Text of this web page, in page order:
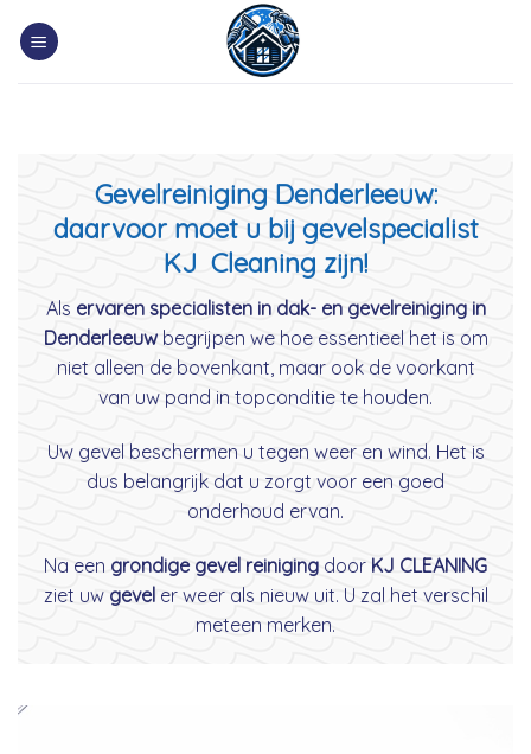
Gevelreiniging Denderleeuw:
daarvoor moet u bij gevelspecialist
KJ Cleaning zijn!
Als ervaren specialisten in dak- en gevelreiniging in
Denderleeuwbegrijpen we hoe essentieel het is om
niet alleen de bovenkant, maar ook de voorkant
van uw pand in topconditie te houden.
Uw gevel beschermen u tegen weer en wind. Het is
dus belangrijk dat u zorgt voor een goed
onderhoud ervan.
Na een grondige gevel reiniging door KJ CLEANING
ziet uw geveler weer als nieuw uit. U zal het verschil
meteen merken.